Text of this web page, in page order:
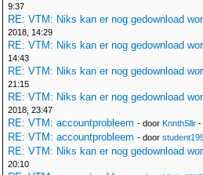
9:37
RE: VTM: Niks kan er nog gedownload
2018, 14:29
RE: VTM: Niks kan er nog gedownload
14:43
RE: VTM: Niks kan er nog gedownload
21:15
RE: VTM: Niks kan er nog gedownload
2018, 23:47
RE: VTM: accountprobleem - door KnnthSllr -
RE: VTM: accountprobleem - door
RE: VTM: Niks kan er nog gedownload
20:10